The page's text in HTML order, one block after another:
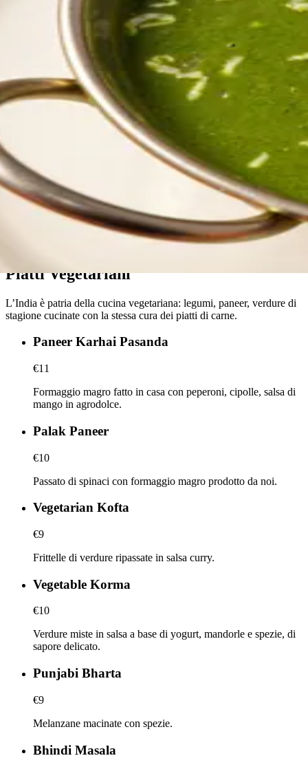
Piatti Vegetariani
L’India è patria della cucina vegetariana: legumi, paneer, verdure di
stagione cucinate con la stessa cura dei piatti di carne.
Paneer Karhai Pasanda
€11
Formaggio magro fatto in casa con peperoni, cipolle, salsa di
mango in agrodolce.
Palak Paneer
€10
Passato di spinaci con formaggio magro prodotto da noi.
Vegetarian Kofta
€9
Frittelle di verdure ripassate in salsa curry.
Vegetable Korma
€10
Verdure miste in salsa a base di yogurt, mandorle e spezie, di
sapore delicato.
Punjabi Bharta
€9
Melanzane macinate con spezie.
Bhindi Masala